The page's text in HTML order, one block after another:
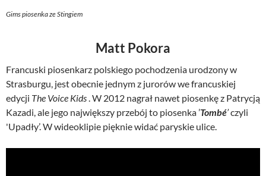
Gims piosenka ze Stingiem
Matt Pokora
Francuski piosenkarz polskiego pochodzenia urodzony w
Strasburgu, jest obecnie jednym z jurorów we francuskiej
edycji The Voice Kids. W 2012 nagrał nawet piosenkę z Patrycją
Kazadi, ale jego największy przebój to piosenka ’Tombé’czyli
'Upadły’. W wideoklipie pięknie widać paryskie ulice.